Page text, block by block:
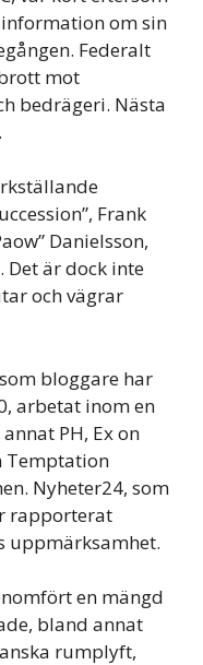
om sin
Federalt
mot
bedrägeri. Nästa
Frank
Danielsson,
Det är dock inte
och vägrar
bloggare har
arbetat inom en
PH, Ex on
Temptation
Nyheter24, som
rapporterat
uppmärksamhet.
en mängd
bland annat
rumplyft,